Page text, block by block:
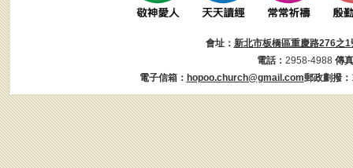
會址： 新北市板橋區重慶路276之1
電話： 2958-4988 傳
電子信箱： hopoo.church@gmail.com郵政劃撥：